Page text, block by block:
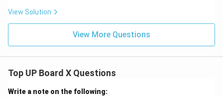
View Solution
View More Questions
Top UP Board X Questions
Write a note on the following: